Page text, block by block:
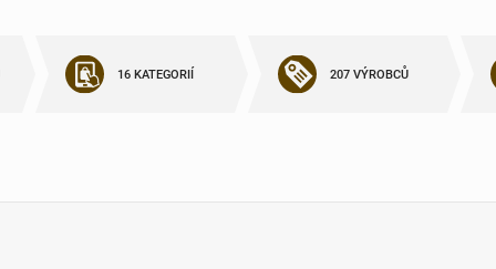
16 KATEGORIÍ 207 VÝROBCŮ